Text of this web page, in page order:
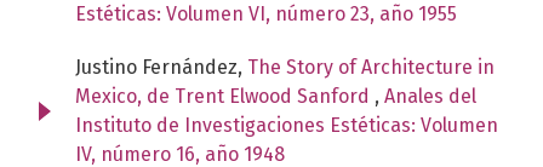
Estéticas: Volumen VI, número 23, año 1955
Justino Fernández, The Story of Architecture in
Mexico, de Trent Elwood Sanford , Anales del
Instituto de Investigaciones Estéticas: Volumen
IV, número 16, año 1948